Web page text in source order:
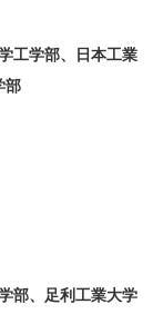
工学部、日本工業
部
部、足利工業大学